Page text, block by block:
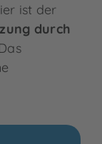
ist der
durch